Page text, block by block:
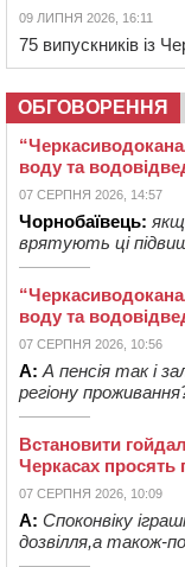
09 ЛИПНЯ 2026, 16:11
75 випускників із
ОБГОВОРЕННЯ
воду та
07 СЕРПНЯ 2026, 14:57
Чорнобаївець:
врятують ці
воду та
07 СЕРПНЯ 2026, 10:56
А: А пенсія так і
регіону
Встановити
Черкасах
07 СЕРПНЯ 2026, 10:09
А: Споконвіку
дозвілля,а також-